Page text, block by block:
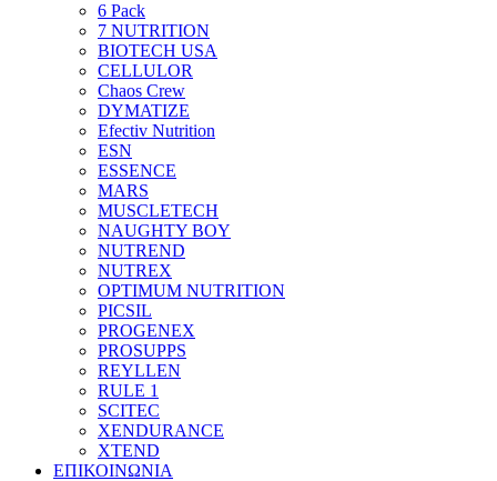
6 Pack
7 NUTRITION
BIOTECH USA
CELLULOR
Chaos Crew
DYMATIZE
Efectiv Nutrition
ESN
ESSENCE
MARS
MUSCLETECH
NAUGHTY BOY
NUTREND
NUTREX
OPTIMUM NUTRITION
PICSIL
PROGENEX
PROSUPPS
REYLLEN
RULE 1
SCITEC
XENDURANCE
XTEND
ΕΠΙΚΟΙΝΩΝΙΑ